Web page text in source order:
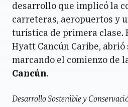
desarrollo que implicó la
carreteras, aeropuertos y
turística de primera clase.
Hyatt Cancún Caribe, abrió
marcando el comienzo de
Cancún.
Desarrollo Sostenible y